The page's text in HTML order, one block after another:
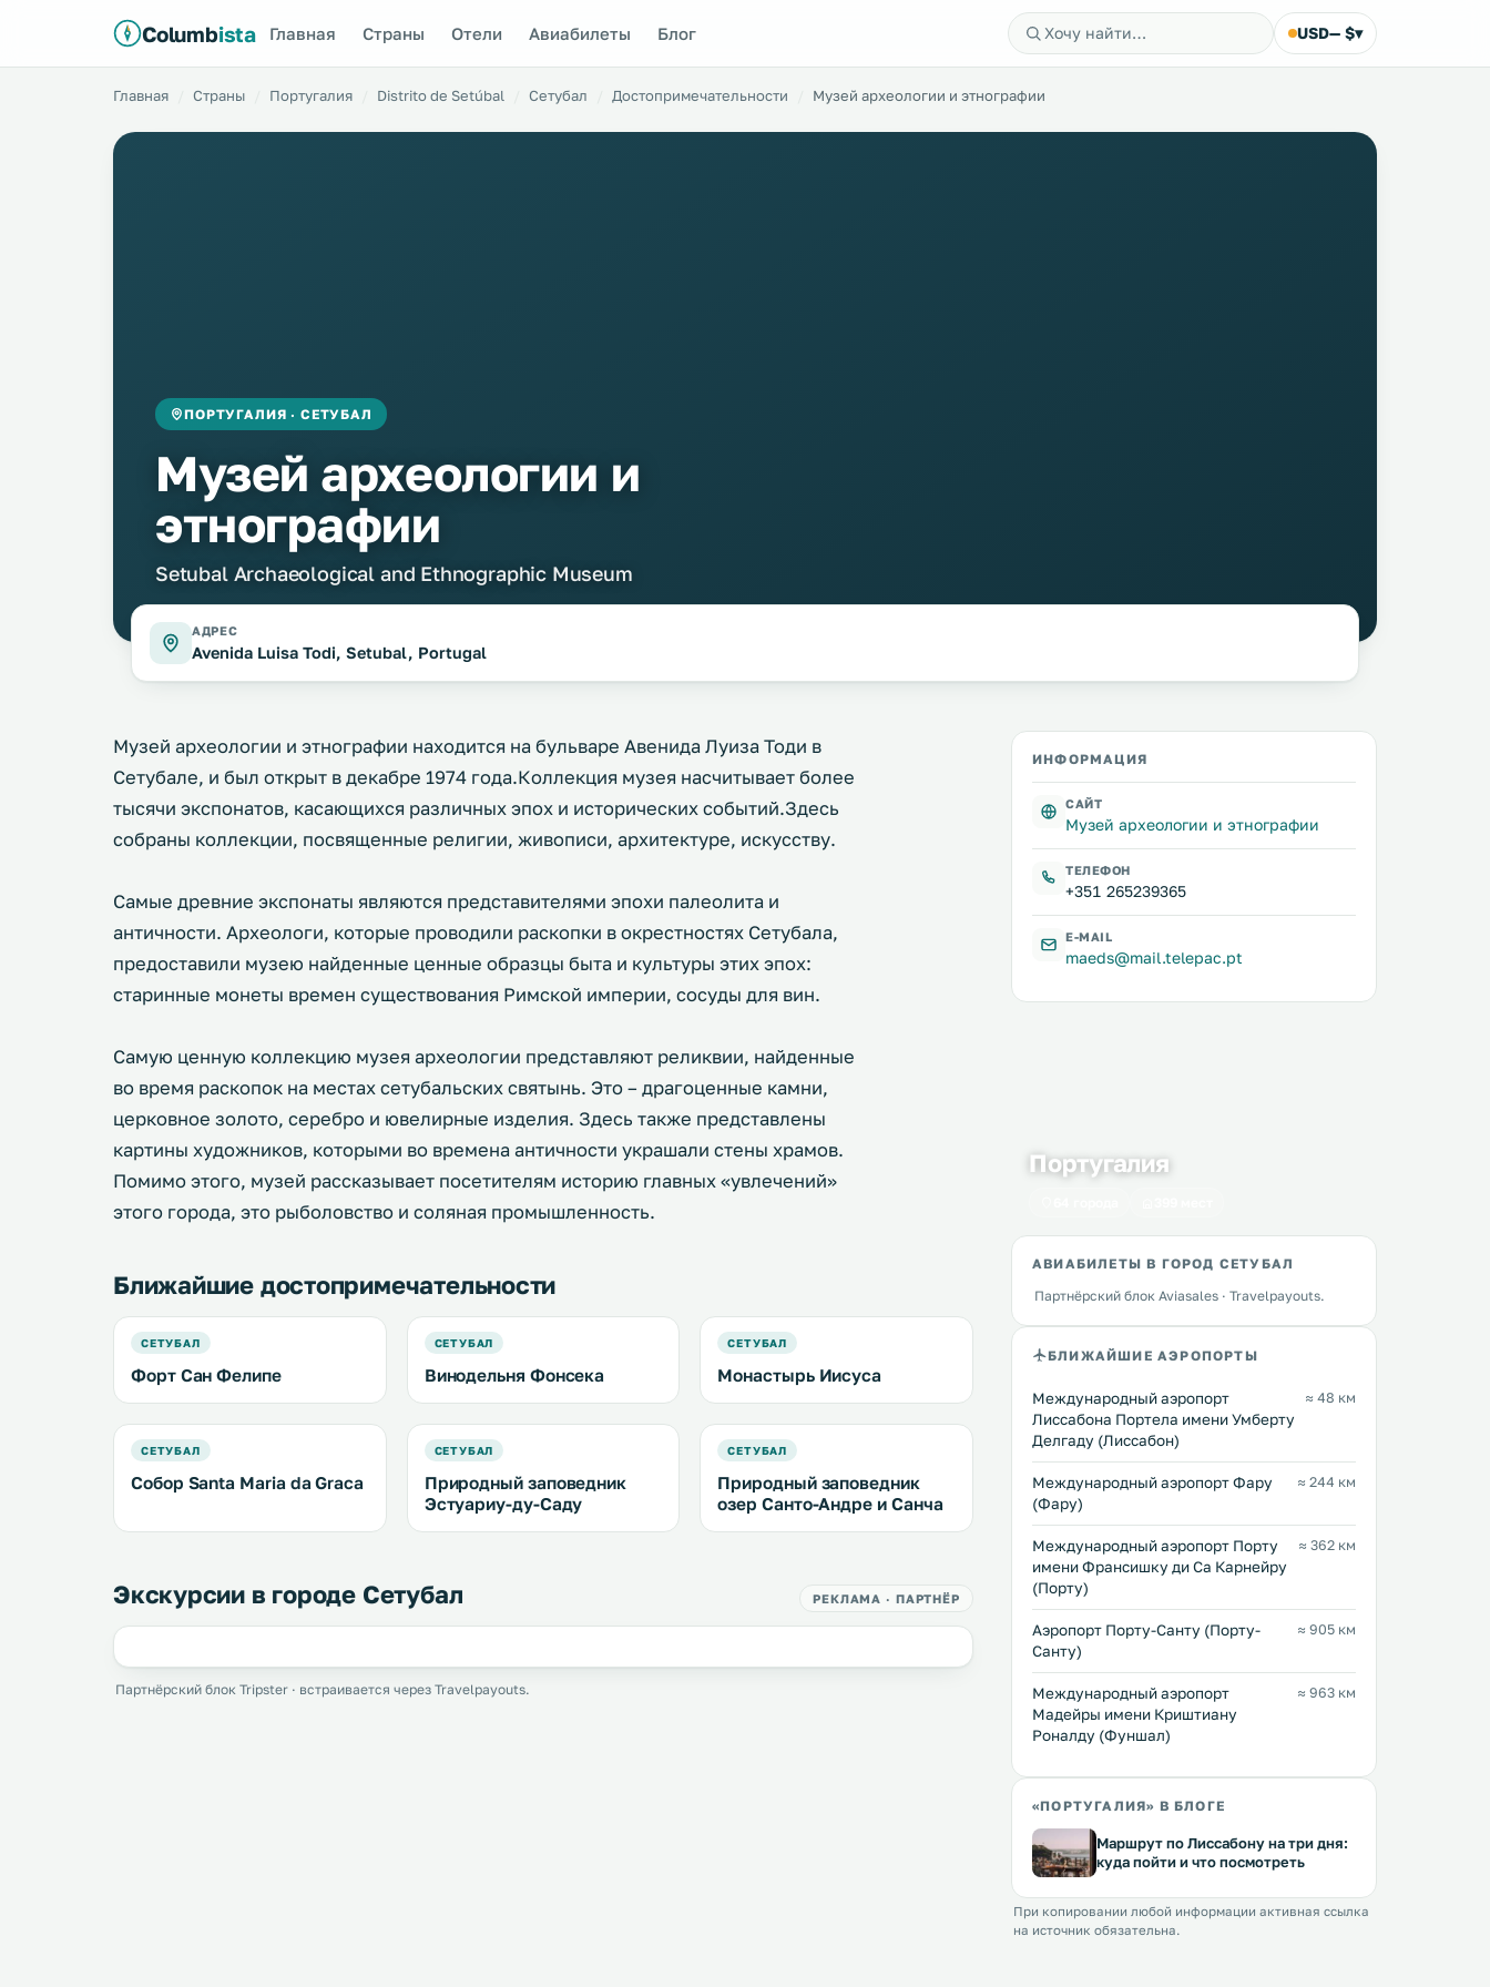
Columbista Главная Страны Отели Авиабилеты Блог USD— $▾
Главная Страны Португалия Distrito de Setúbal Сетубал Достопримечательности Музей археологии и этнографии
ПОРТУГАЛИЯ · СЕТУБАЛ
Музей археологии и
этнографии
Setubal Archaeological and Ethnographic Museum
АДРЕС
Avenida Luisa Todi, Setubal, Portugal
Музей археологии и этнографии находится на бульваре Авенида Луиза Тоди в
Сетубале, и был открыт в декабре 1974 года.Коллекция музея насчитывает более
тысячи экспонатов, касающихся различных эпох и исторических событий.Здесь
собраны коллекции, посвященные религии, живописи, архитектуре, искусству.
Самые древние экспонаты являются представителями эпохи палеолита и
античности. Археологи, которые проводили раскопки в окрестностях Сетубала,
предоставили музею найденные ценные образцы быта и культуры этих эпох:
старинные монеты времен существования Римской империи, сосуды для вин.
Самую ценную коллекцию музея археологии представляют реликвии, найденные
во время раскопок на местах сетубальских святынь. Это – драгоценные камни,
церковное золото, серебро и ювелирные изделия. Здесь также представлены
картины художников, которыми во времена античности украшали стены храмов.
Помимо этого, музей рассказывает посетителям историю главных «увлечений»
этого города, это рыболовство и соляная промышленность.
Ближайшие достопримечательности
СЕТУБАЛ
Форт Сан Фелипе
СЕТУБАЛ
Винодельня Фонсека
СЕТУБАЛ
Монастырь Иисуса
СЕТУБАЛ
Собор Santa Maria da Graca
СЕТУБАЛ
Природный заповедник
Эстуариу-ду-Саду
СЕТУБАЛ
Природный заповедник
озер Санто-Андре и Санча
Экскурсии в городе Сетубал РЕКЛАМА · ПАРТНЁР
Партнёрский блок Tripster · встраивается через Travelpayouts.
ИНФОРМАЦИЯ
САЙТ
Музей археологии и этнографии
ТЕЛЕФОН
+351 265239365
E-MAIL
maeds@mail.telepac.pt
Португалия
АВИАБИЛЕТЫ В ГОРОД СЕТУБАЛ
Партнёрский блок Aviasales · Travelpayouts.
БЛИЖАЙШИЕ АЭРОПОРТЫ
Международный аэропорт
Лиссабона Портела имени Умберту
Делгаду (Лиссабон)
≈ 48 км
Международный аэропорт Фару
(Фару)
≈ 244 км
Международный аэропорт Порту
имени Франсишку ди Са Карнейру
(Порту)
≈ 362 км
Аэропорт Порту-Санту (Порту-
Санту)
≈ 905 км
Международный аэропорт
Мадейры имени Криштиану
Роналду (Фуншал)
≈ 963 км
«ПОРТУГАЛИЯ» В БЛОГЕ
Маршрут по Лиссабону на три дня:
куда пойти и что посмотреть
При копировании любой информации активная ссылка
на источник обязательна.